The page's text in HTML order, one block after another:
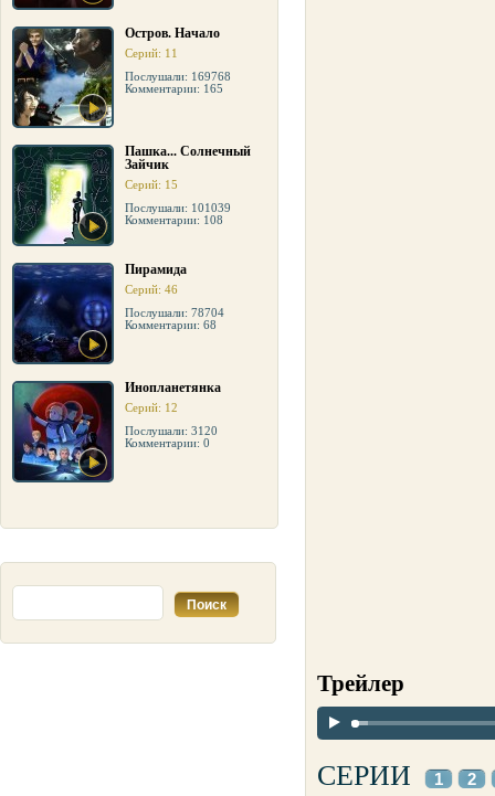
Остров. Начало
Серий: 11
Послушали: 169768
Комментарии: 165
Пашка... Солнечный
Зайчик
Серий: 15
Послушали: 101039
Комментарии: 108
Пирамида
Серий: 46
Послушали: 78704
Комментарии: 68
Инопланетянка
Серий: 12
Послушали: 3120
Комментарии: 0
Трейлер
СЕРИИ 1 2